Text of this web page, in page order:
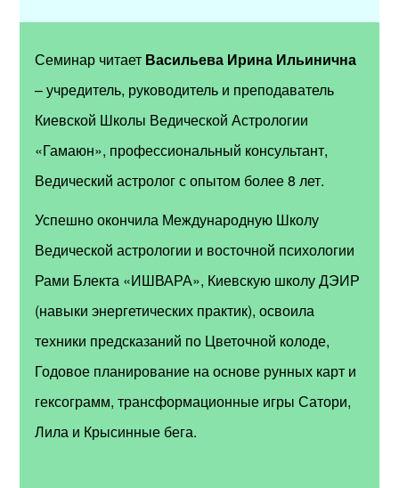
Семинар читает Васильева Ирина Ильинична
– учредитель, руководитель и преподаватель
Киевской Школы Ведической Астрологии
«Гамаюн», профессиональный консультант,
Ведический астролог с опытом более 8 лет.
Успешно окончила Международную Школу
Ведической астрологии и восточной психологии
Рами Блекта «ИШВАРА», Киевскую школу ДЭИР
(навыки энергетических практик), освоила
техники предсказаний по Цветочной колоде,
Годовое планирование на основе рунных карт и
гексограмм, трансформационные игры Сатори,
Лила и Крысинные бега.